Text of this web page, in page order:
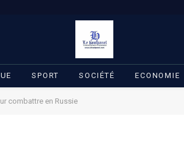
SPORT SOCIÉTÉ ECONOMIE
combattre en Russie